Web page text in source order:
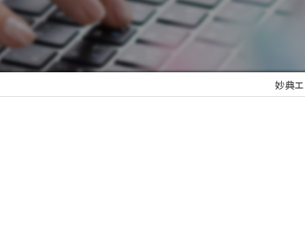
審美歯科 根管治療
知覚過敏
子ど
妙典